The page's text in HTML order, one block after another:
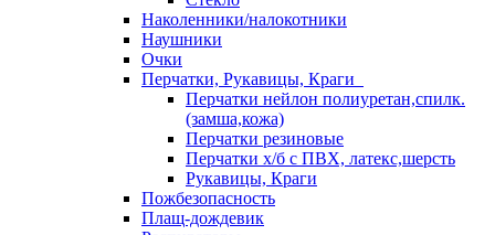
Наколенники/налокотники
Наушники
Очки
Перчатки, Рукавицы, Краги
Перчатки нейлон полиуретан,спилк.
(замша,кожа)
Перчатки резиновые
Перчатки х/б с ПВХ, латекс,шерсть
Рукавицы, Краги
Пожбезопасность
Плащ-дождевик